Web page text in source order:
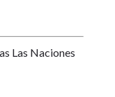
Las Naciones